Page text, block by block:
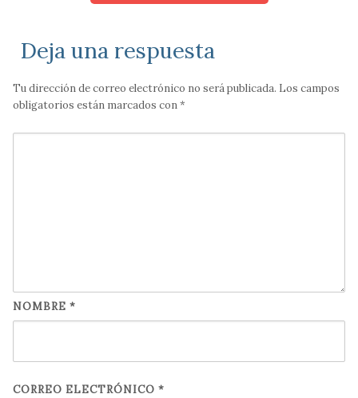
Deja una respuesta
Tu dirección de correo electrónico no será publicada. Los campos
obligatorios están marcados con*
NOMBRE *
CORREO ELECTRÓNICO *